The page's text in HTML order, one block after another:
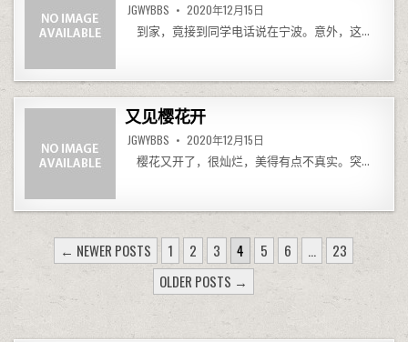
JGWYBBS 2020年12月15日
到家，竟接到同学电话说在宁波。意外，这…
又见樱花开
JGWYBBS 2020年12月15日
樱花又开了，很灿烂，美得有点不真实。突…
文章分页
← NEWER POSTS 1 2 3 4 5 6 …
23
OLDER POSTS →